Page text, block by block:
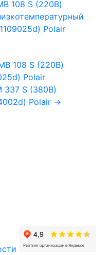
108 S (220В)
Polair
108 S (220В)
Polair
337 S (380В)
Polair →